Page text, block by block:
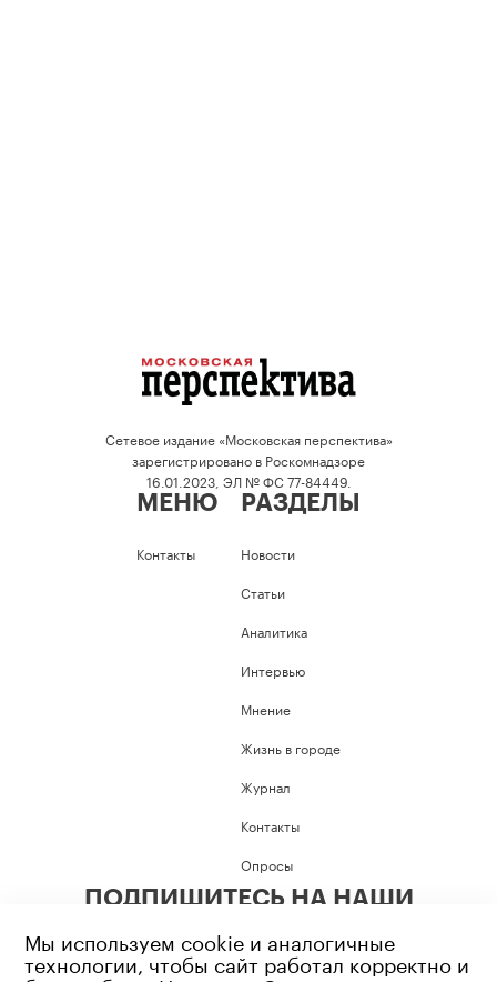
Сетевое издание «Московская перспектива»
зарегистрировано в Роскомнадзоре
16.01.2023, ЭЛ № ФС 77-84449.
МЕНЮ
Контакты
РАЗДЕЛЫ
Новости
Статьи
Аналитика
Интервью
Мнение
Жизнь в городе
Журнал
Контакты
Опросы
ПОДПИШИТЕСЬ НА НАШИ
Мы используем cookie и аналогичные
технологии, чтобы сайт работал корректно и